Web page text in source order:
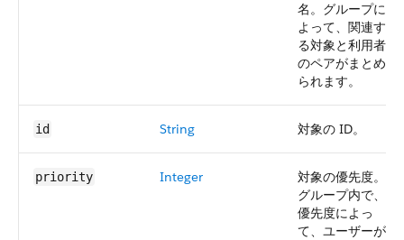
名。グループに
よって、関連す
る対象と利用者
のペアがまとめ
られます。
id String 対象の ID。
priority Integer
対象の優先度。
グループ内で、
優先度によっ
て、ユーザーが